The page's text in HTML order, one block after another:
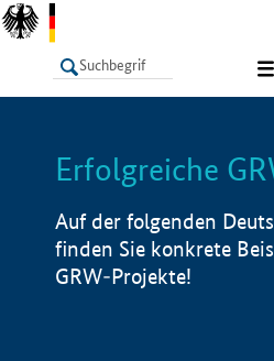
LISTE
Erfolgreiche
Auf der folgenden
finden Sie konkrete
GRW-Projekte!